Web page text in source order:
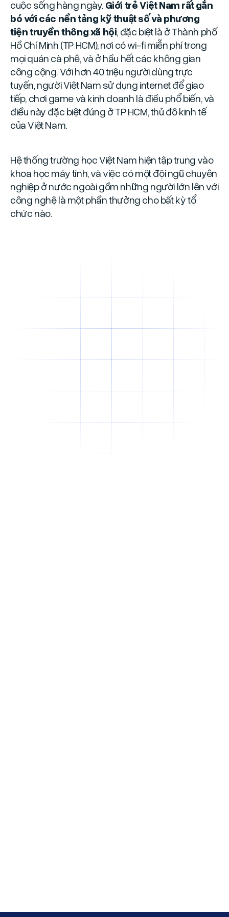
cuộc sống hàng ngày. Giới trẻ Việt Nam rất gắn
bó với các nền tảng kỹ thuật số và phương
tiện truyền thông xã hội, đặc biệt là ở Thành phố
Hồ Chí Minh (TP HCM), nơi có wi-fi miễn phí trong
mọi quán cà phê, và ở hầu hết các không gian
công cộng. Với hơn 40 triệu người dùng trực
tuyến, người Việt Nam sử dụng internet để giao
tiếp, chơi game và kinh doanh là điều phổ biến, và
điều này đặc biệt đúng ở TP HCM, thủ đô kinh tế
của Việt Nam.
Hệ thống trường học Việt Nam hiện tập trung vào
khoa học máy tính, và việc có một đội ngũ chuyên
nghiệp ở nước ngoài gồm những người lớn lên với
công nghệ là một phần thưởng cho bất kỳ tổ
chức nào.